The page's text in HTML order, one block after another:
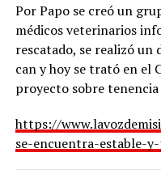
Por Papo se creó un
médicos veterinarios
rescatado, se realizó un
can y hoy se trató en el
proyecto sobre
https://
se-encuentra-estable-